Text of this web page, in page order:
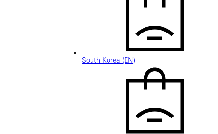
South Korea (EN)